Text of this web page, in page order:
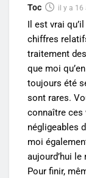
Toc il y a 16
Il est vrai
chiffres
traitement
que moi
toujours été
sont rares.
connaître ces
négligeables
moi
aujourd’hui le
Pour finir,